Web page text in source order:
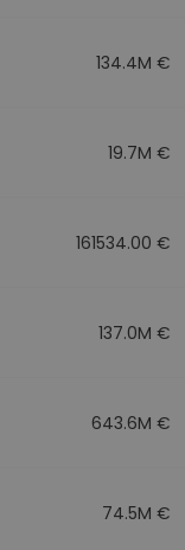
134.4M €
19.7M €
161534.00 €
137.0M €
643.6M €
74.5M €